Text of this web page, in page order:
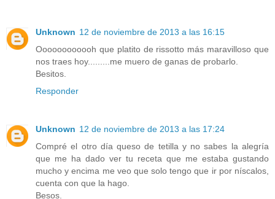
Unknown 12 de noviembre de 2013 a las 16:15
Oooooooooooh que platito de rissotto más maravilloso que
nos traes hoy.........me muero de ganas de probarlo.
Besitos.
Responder
Unknown 12 de noviembre de 2013 a las 17:24
Compré el otro día queso de tetilla y no sabes la alegría
que me ha dado ver tu receta que me estaba gustando
mucho y encima me veo que solo tengo que ir por níscalos,
cuenta con que la hago.
Besos.